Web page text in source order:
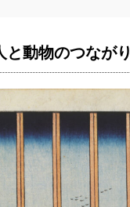
と動物のつながり